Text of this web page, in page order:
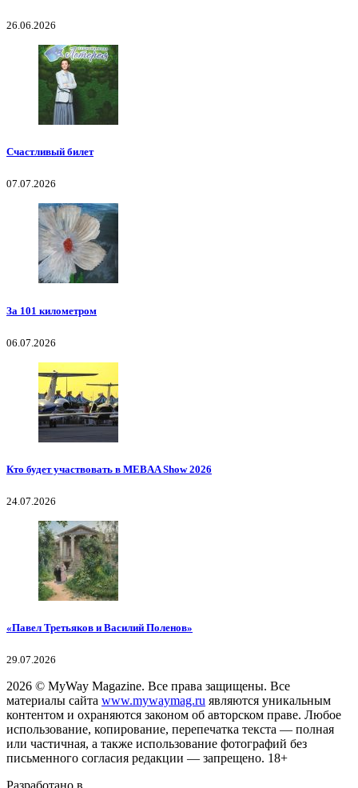
26.06.2026
Счастливый билет
07.07.2026
За 101 километром
06.07.2026
Кто будет участвовать в MEBAA Show 2026
24.07.2026
«Павел Третьяков и Василий Поленов»
29.07.2026
2026 © MyWay Magazine. Все права защищены. Все
материалы сайта www.mywaymag.ru являются уникальным
контентом и охраняются законом об авторском праве. Любое
использование, копирование, перепечатка текста — полная
или частичная, а также использование фотографий без
письменного согласия редакции — запрещено. 18+